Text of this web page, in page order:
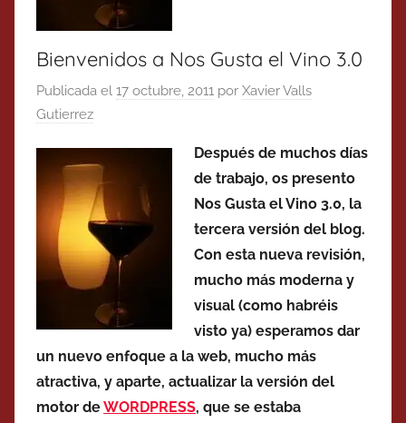
Bienvenidos a Nos Gusta el Vino 3.0
Publicada el 17 octubre, 2011 por Xavier Valls
Gutierrez
Después de muchos días
de trabajo, os presento
Nos Gusta el Vino 3.0, la
tercera versión del blog.
Con esta nueva revisión,
mucho más moderna y
visual (como habréis
visto ya) esperamos dar
un nuevo enfoque a la web, mucho más
atractiva, y aparte, actualizar la versión del
motor deWORDPRESS, que se estaba